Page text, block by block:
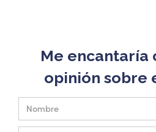
Me encantaría
opinión sobre